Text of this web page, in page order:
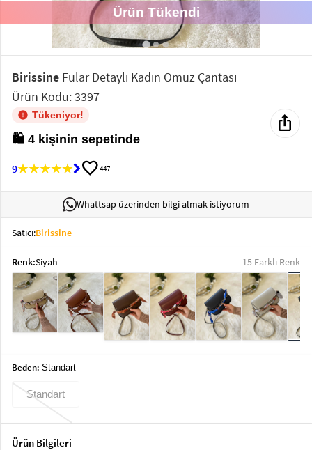
Tunik
T-Shirt
Ev
Giyimkeyboard_arrow_down
Takımlarkeyboard_arrow_down
Giyim
keyboard_arrow_down
keyboard_arrow_down
Ürün Tükendi
Birissine Fular Detaylı Kadın Omuz Çantası
Ürün Kodu: 3397
Tükeniyor!
🛍️ 4 kişinin sepetinde
9 favorite447
ios_share
Whattsap üzerinden bilgi almak istiyorum
Satıcı:Birissine
Renk:Siyah 15 Farklı Renk
Beden: Standart
Standart
Ürün Bilgileri